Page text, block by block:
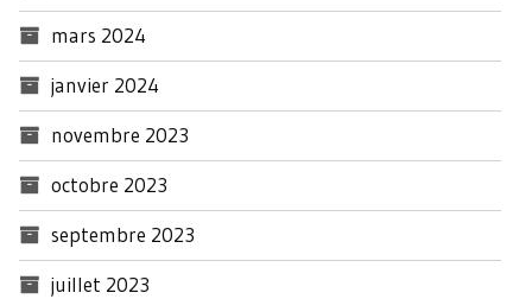
mars 2024
janvier 2024
novembre 2023
octobre 2023
septembre 2023
juillet 2023